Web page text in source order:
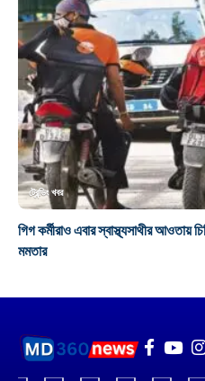
ট্রেন্ডিং খবর
গিগ কর্মীরাও এবার স্বাস্থ্যসাথীর আওতায়
মমতার